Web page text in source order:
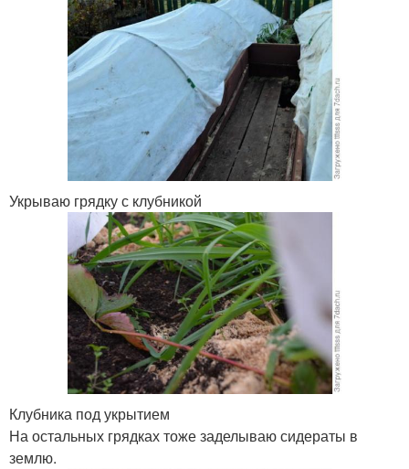
Укрываю грядку с клубникой
Клубника под укрытием
На остальных грядках тоже заделываю сидераты в
землю.